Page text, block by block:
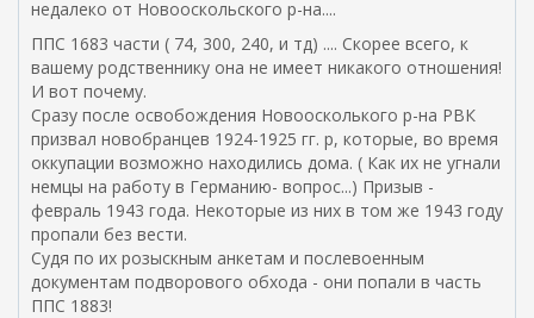
недалеко от Новооскольского р-на....
ППС 1683 части ( 74, 300, 240, и тд) .... Скорее всего, к
вашему родственнику она не имеет никакого отношения!
И вот почему.
Сразу после освобождения Новоосколького р-на РВК
призвал новобранцев 1924-1925 гг. р, которые, во время
оккупации возможно находились дома. ( Как их не угнали
немцы на работу в Германию- вопрос...) Призыв -
февраль 1943 года. Некоторые из них в том же 1943 году
пропали без вести.
Судя по их розыскным анкетам и послевоенным
документам подворового обхода - они попали в часть
ППС 1883!